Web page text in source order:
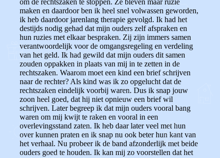
om de rechtszaken te stoppen. Ze bleven maar ruzie
maken en daardoor ben ik heel snel volwassen geworden,
ik heb daardoor jarenlang therapie gevolgd. Ik had het
destijds nodig gehad dat mijn ouders zelf afspraken en
hun ruzies met elkaar bespraken. Zij zijn immers samen
verantwoordelijk voor de omgangsregeling en verdeling
van het geld. Ik had gewild dat mijn ouders dit samen
zouden oppakken in plaats van mij in te zetten in de
rechtszaken. Waarom moet een kind een brief schrijven
naar de rechter? Als kind was ik zo opgelucht dat de
rechtszaken eindelijk voorbij waren. Dus ik snap jouw
zoon heel goed, dat hij niet opnieuw een brief wil
schrijven. Later begreep ik dat mijn ouders vooral bang
waren om mij kwijt te raken en vooral in een
overlevingsstand zaten. Ik heb daar later veel met hun
over kunnen praten en ik snap nu ook beter hun kant van
het verhaal. Nu probeer ik de band afzonderlijk met beide
ouders goed te houden. Ik kan mij zo voorstellen dat het